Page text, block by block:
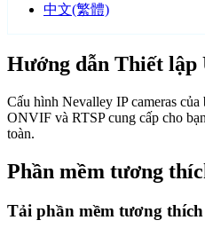
中文(繁體)
Hướng dẫn Thiết lập
Cấu hình Nevalley IP cameras
ONVIF và RTSP cung cấp cho
toàn.
Phần mềm tương
Tải phần mềm tương